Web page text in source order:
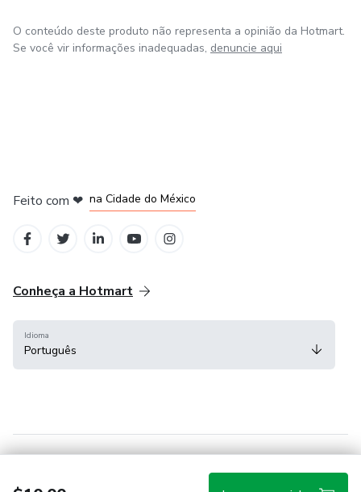
O conteúdo deste produto não representa a opinião da Hotmart.
Se você vir informações inadequadas, denuncie aqui
Feito com ❤ na Cidade do México
Conheça a Hotmart
Idioma
Português